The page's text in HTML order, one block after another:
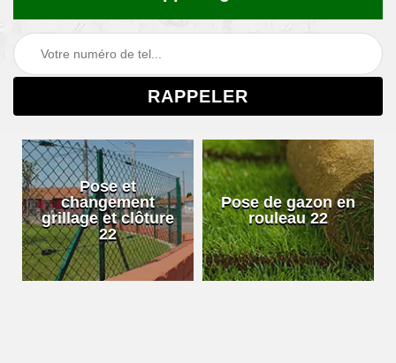
Pose et
changement
grillage et clôture
22
Pose de gazon en
rouleau 22